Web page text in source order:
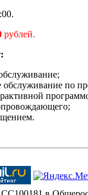
рублей.
обслуживание по